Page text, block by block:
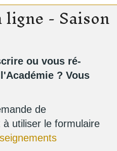
- Saison
ou vous ré-
? Vous
de
utiliser le formulaire